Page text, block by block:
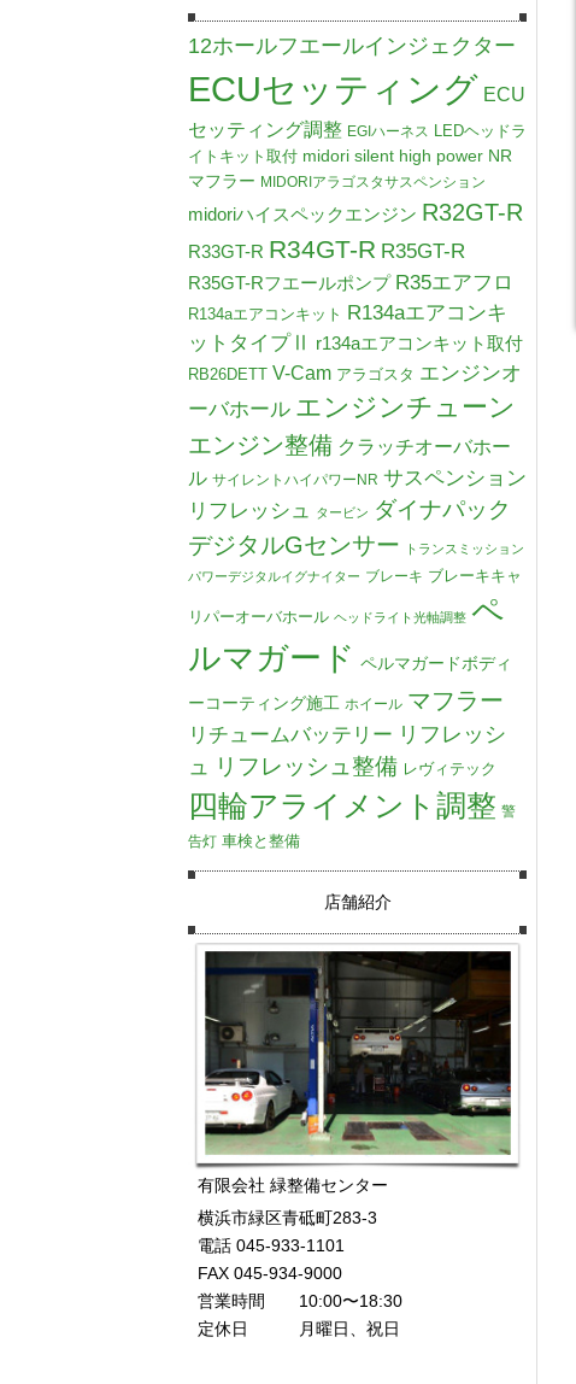
12ホールフエールインジェクター
ECUセッティング ECU
セッティング調整 EGIハーネス LEDヘッドラ
イトキット取付 midori silent high power NR
マフラー MIDORIアラゴスタサスペンション
midoriハイスペックエンジン R32GT-R
R33GT-R R34GT-R R35GT-R
R35GT-Rフエールポンプ R35エアフロ
R134aエアコンキット R134aエアコンキ
ットタイプⅡ
r134aエアコンキット取付
RB26DETT V-Cam アラゴスタ エンジンオ
ーバホール エンジンチューン
エンジン整備 クラッチオーバホー
ル サイレントハイパワーNR サスペンション
リフレッシュ
タービン ダイナパック
デジタルGセンサー
トランスミッション
パワーデジタルイグナイター ブレーキ ブレーキキャ
リパーオーバホール ヘッドライト光軸調整 ペ
ルマガード ペルマガードボディ
ーコーティング施工 ホイール マフラー
リチュームバッテリー リフレッシ
ュ
リフレッシュ整備 レヴィテック
四輪アライメント調整 警
告灯 車検と整備
店舗紹介
有限会社 緑整備センター
横浜市緑区青砥町283-3
電話 045-933-1101
FAX 045-934-9000
営業時間 10:00〜18:30
定休日 月曜日、祝日